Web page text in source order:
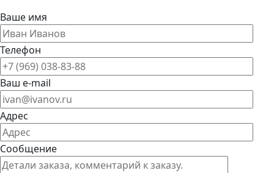
Ваше имя
Телефон
Ваш e-mail
Адрес
Сообщение